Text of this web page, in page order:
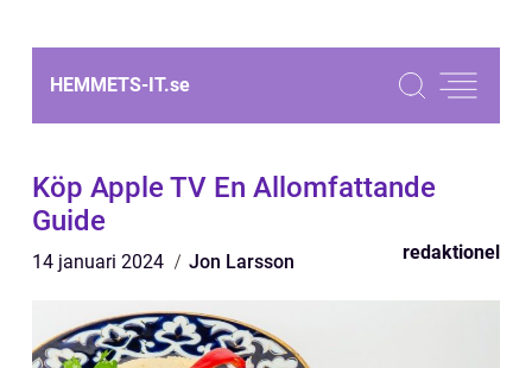
HEMMETS-IT.se
Köp Apple TV En Allomfattande
Guide
14 januari 2024 Jon Larsson redaktionel